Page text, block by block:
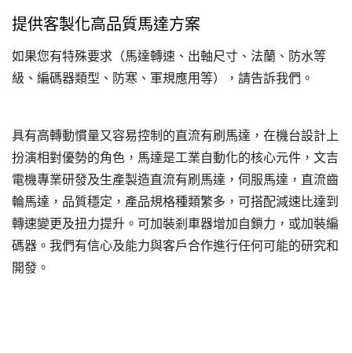
提供客製化高品質馬達方案
如果您有特殊要求（馬達轉速、出軸尺寸、法蘭、防水等
級、編碼器類型、防寒、軍規應用等），請告訴我們。
具有高轉動慣量又容易控制的直流有刷馬達，在機台設計上
扮演相對優勢的角色，馬達是工業自動化的核心元件，文吉
電機專業研發及生產製造直流有刷馬達，伺服馬達‎，直流齒
輪馬達，品質穩定，產品規格種類繁多，可搭配減速比達到
轉速變更及扭力提升。可加裝剎車器增加自鎖力，或加裝編
碼器。我們有信心及能力與客戶合作進行任何可能的研究和
開發。